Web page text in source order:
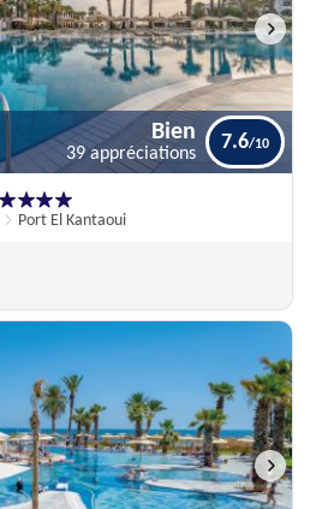
39 appréciations
Port El Kantaoui
Bien
39 appréciations
7.6